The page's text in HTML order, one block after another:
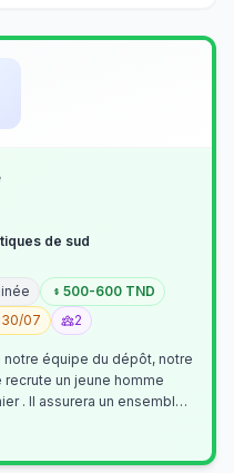
de sud
500-600 TND
30/07 2
équipe du dépôt, notre
un jeune homme
. Il assurera un ensemble